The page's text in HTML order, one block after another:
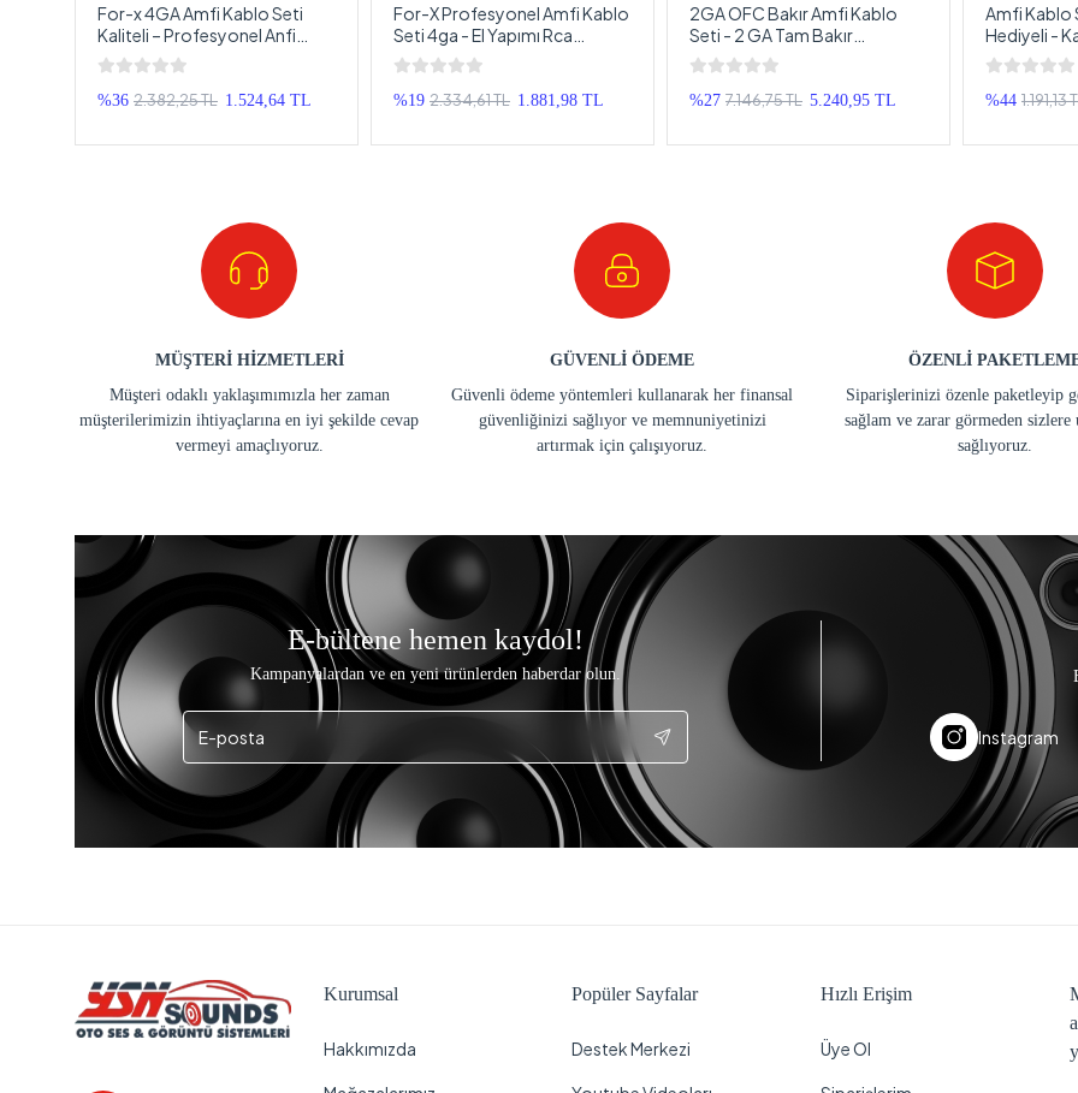
For-x 4GA Amfi Kablo Seti
Kaliteli – Profesyonel Anfi
Kablosu Seti 4GA
%36 2.382,25 TL 1.524,64 TL
For-X Profesyonel Amfi Kablo
Seti 4ga - El Yapımı Rca
Kablolu Anfi Kablo Seti - Üst
Seviye Üründür
%19 2.334,61 TL 1.881,98 TL
2GA OFC Bakır Amfi Kablo
Seti - 2 GA Tam Bakır
Profesyonel Anfi Kablosu Seti
2 AWG
%27 7.146,75 TL 5.240,95 TL
Amfi Kablo
Hediyeli -
Takımı -
%44 1.191,13
MÜŞTERİ HİZMETLERİ
Müşteri odaklı yaklaşımımızla her zaman
müşterilerimizin ihtiyaçlarına en iyi şekilde cevap
vermeyi amaçlıyoruz.
GÜVENLİ ÖDEME
Güvenli ödeme yöntemleri kullanarak her finansal
güvenliğinizi sağlıyor ve memnuniyetinizi
artırmak için çalışıyoruz.
ÖZENLİ
Siparişlerinizi özenle paketleyip
sağlam ve zarar görmeden sizlere
sağlıyoruz.
E-bültene hemen kaydol!
Kampanyalardan ve en yeni ürünlerden haberdar olun.
Instagram
Kurumsal
Hakkımızda
Popüler Sayfalar
Destek Merkezi
Hızlı Erişim
Üye Ol